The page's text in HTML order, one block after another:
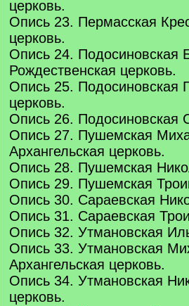
церковь.
Опись 23. Пермасская
церковь.
Опись 24. Подосиновская
Рождественская церковь.
Опись 25. Подосиновская
церковь.
Опись 26. Подосиновская
Опись 27. Пушемская
Архангельская церковь.
Опись 28. Пушемская
Опись 29. Пушемская
Опись 30. Сараевская
Опись 31. Сараевская
Опись 32. Утмановская
Опись 33. Утмановская
Архангельская церковь.
Опись 34. Утмановская
церковь.